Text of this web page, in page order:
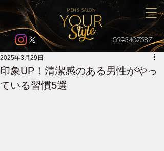
059-340-7587
印象UP！清潔感のある男性がやっ
ている習慣5選
2025年3月29日